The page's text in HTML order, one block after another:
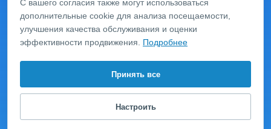
Информация о ценах и товарах на данном сайте носит
информационный характер и не является публичной
офертой, определяемой положениями Статьи 437 ГК
РФ. Перед оформлением заказа уточняйте актуальную
цену у менеджера по телефону.
© 2020 Интернет-магазин сантехники «San-Design»,
Москва, ул. Василия Петушкова д. 9, тел.:
63-04.
С вашего согласия также могут использоваться
дополнительные cookie для анализа посещаемости,
улучшения качества обслуживания и оценки
эффективности продвижения. Подробнее
Принять все
Настроить